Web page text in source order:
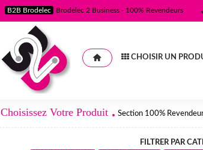
B2B Brodelec Brodelec 2 Business - 100% Revendeurs
CHOISIR UN
Choisissez Votre Produit Section 100%
FILTRER PAR